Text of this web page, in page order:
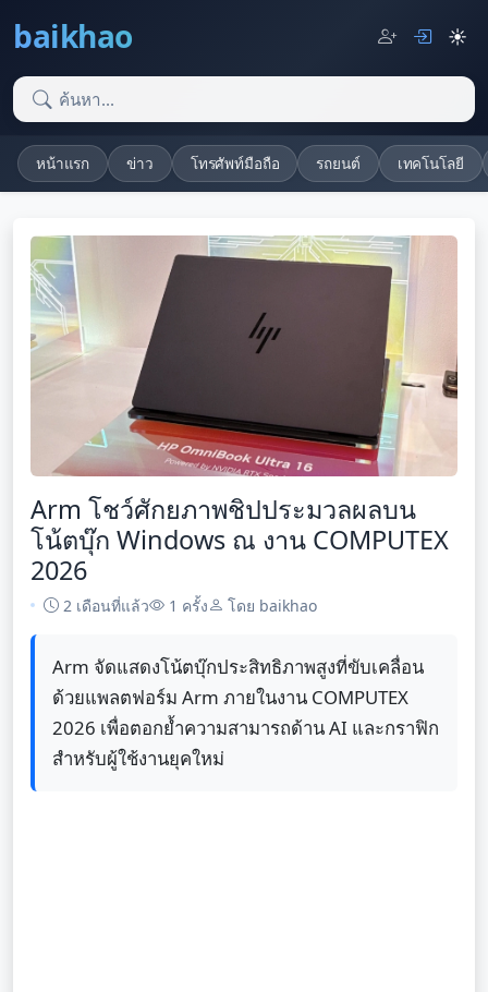
baikhao ☀️
หน้าแรก ข่าว โทรศัพท์มือถือ รถยนต์ เทคโนโลยี
Arm โชว์ศักยภาพชิปประมวลผลบน
โน้ตบุ๊ก Windows ณ งาน COMPUTEX
2026
2 เดือนที่แล้ว 1 ครั้ง โดย baikhao
Arm จัดแสดงโน้ตบุ๊กประสิทธิภาพสูงที่ขับเคลื่อน
ด้วยแพลตฟอร์ม Arm ภายในงาน COMPUTEX
2026 เพื่อตอกย้ำความสามารถด้าน AI และกราฟิก
สำหรับผู้ใช้งานยุคใหม่